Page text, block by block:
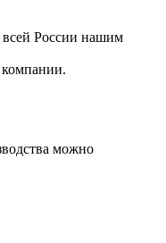
всей России нашим
можно